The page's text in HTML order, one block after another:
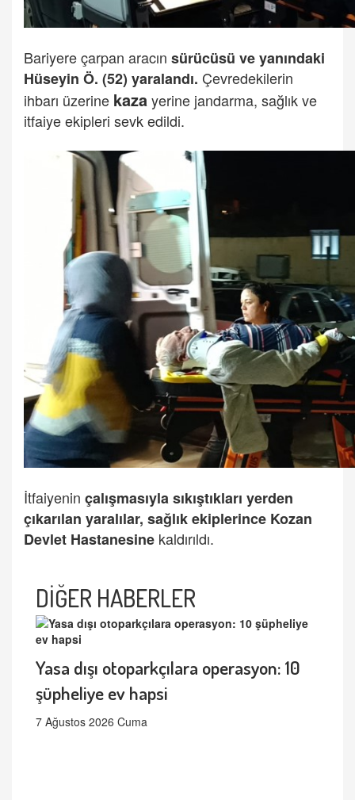
Bariyere çarpan aracın sürücüsü ve yanındaki
Hüseyin Ö. (52) yaralandı. Çevredekilerin
ihbarı üzerine kazayerine jandarma, sağlık ve
itfaiye ekipleri sevk edildi.
İtfaiyenin çalışmasıyla sıkıştıkları yerden
çıkarılan yaralılar, sağlık ekiplerince Kozan
Devlet Hastanesine kaldırıldı.
DİĞER HABERLER
Yasa dışı otoparkçılara operasyon: 10
şüpheliye ev hapsi
7 Ağustos 2026 Cuma